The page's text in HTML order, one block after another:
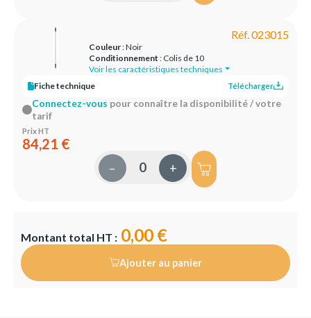
Réf. 023015
Couleur: Noir
Conditionnement : Colis de 10
Voir les caractéristiques techniques
Fiche technique
Télécharger
Connectez-vous pour connaître la disponibilité / votre
tarif
Prix HT
84,21 €
– +
Montant total HT : 0,00 €
Ajouter au panier